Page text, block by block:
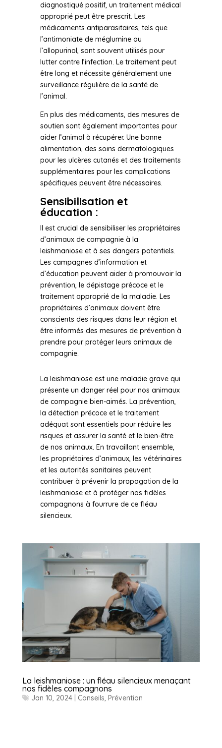
La leishmaniose : un fléau silencieux menaçant
nos fidèles compagnons
Jan 10, 2024| Conseils, Prévention
diagnostiqué positif, un traitement médical
approprié peut être prescrit. Les
médicaments antiparasitaires, tels que
l’antimoniate de méglumine ou
l’allopurinol, sont souvent utilisés pour
lutter contre l’infection. Le traitement peut
être long et nécessite généralement une
surveillance régulière de la santé de
l’animal.
En plus des médicaments, des mesures de
soutien sont également importantes pour
aider l’animal à récupérer. Une bonne
alimentation, des soins dermatologiques
pour les ulcères cutanés et des traitements
supplémentaires pour les complications
spécifiques peuvent être nécessaires.
Sensibilisation et
éducation :
Il est crucial de sensibiliser les propriétaires
d’animaux de compagnie à la
leishmaniose et à ses dangers potentiels.
Les campagnes d’information et
d’éducation peuvent aider à promouvoir la
prévention, le dépistage précoce et le
traitement approprié de la maladie. Les
propriétaires d’animaux doivent être
conscients des risques dans leur région et
être informés des mesures de prévention à
prendre pour protéger leurs animaux de
compagnie.
La leishmaniose est une maladie grave qui
présente un danger réel pour nos animaux
de compagnie bien-aimés. La prévention,
la détection précoce et le traitement
adéquat sont essentiels pour réduire les
risques et assurer la santé et le bien-être
de nos animaux. En travaillant ensemble,
les propriétaires d’animaux, les vétérinaires
et les autorités sanitaires peuvent
contribuer à prévenir la propagation de la
leishmaniose et à protéger nos fidèles
compagnons à fourrure de ce fléau
silencieux.